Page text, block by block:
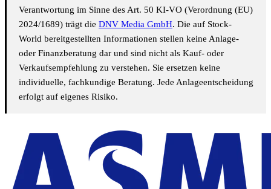
Verantwortung im Sinne des Art. 50 KI-VO (Verordnung (EU)
2024/1689) trägt die DNV Media GmbH. Die auf Stock-
World bereitgestellten Informationen stellen keine Anlage-
oder Finanzberatung dar und sind nicht als Kauf- oder
Verkaufsempfehlung zu verstehen. Sie ersetzen keine
individuelle, fachkundige Beratung. Jede Anlageentscheidung
erfolgt auf eigenes Risiko.